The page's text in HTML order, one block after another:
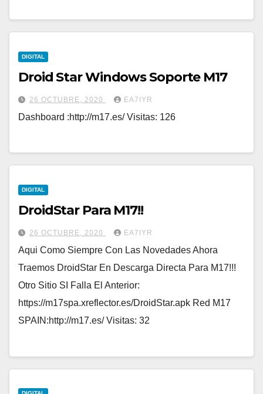
DIGITAL
Droid Star Windows Soporte M17
26 OCTUBRE, 2020 EA7IYR
Dashboard :http://m17.es/ Visitas: 126
DIGITAL
DroidStar Para M17!!
26 OCTUBRE, 2020 EA7IYR
Aqui Como Siempre Con Las Novedades Ahora
Traemos DroidStar En Descarga Directa Para M17!!!
Otro Sitio SI Falla El Anterior:
https://m17spa.xreflector.es/DroidStar.apk Red M17
SPAIN:http://m17.es/ Visitas: 32